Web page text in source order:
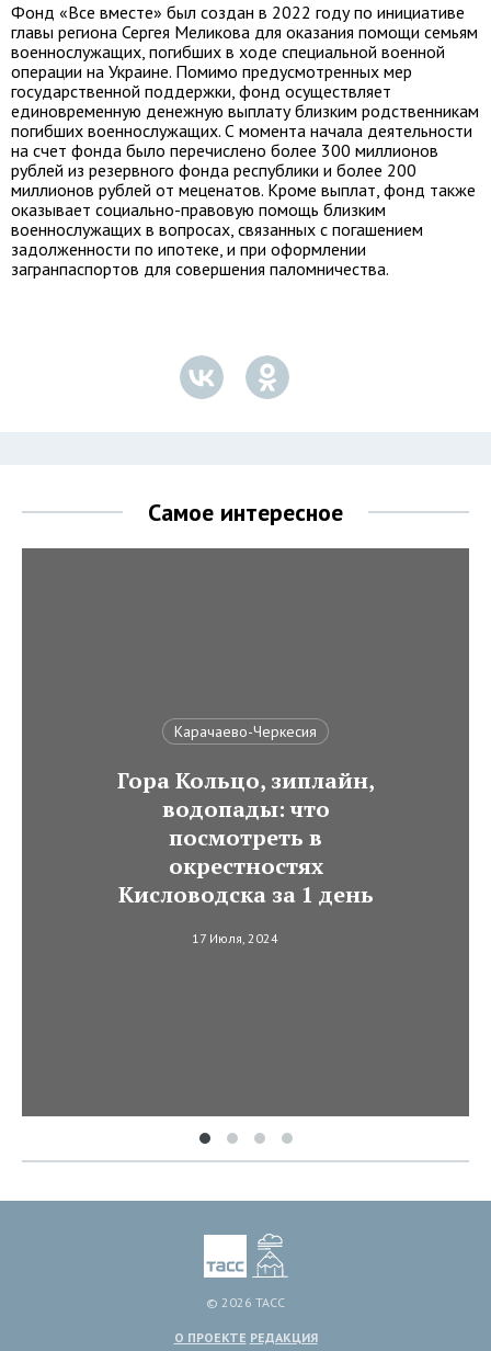
Фонд «Все вместе» был создан в 2022 году по инициативе
главы региона Сергея Меликова для оказания помощи семьям
военнослужащих, погибших в ходе специальной военной
операции на Украине. Помимо предусмотренных мер
государственной поддержки, фонд осуществляет
единовременную денежную выплату близким родственникам
погибших военнослужащих. С момента начала деятельности
на счет фонда было перечислено более 300 миллионов
рублей из резервного фонда республики и более 200
миллионов рублей от меценатов. Кроме выплат, фонд также
оказывает социально-правовую помощь близким
военнослужащих в вопросах, связанных с погашением
задолженности по ипотеке, и при оформлении
загранпаспортов для совершения паломничества.
Самое интересное
Карачаево-Черкесия
Гора Кольцо, зиплайн,
водопады: что
посмотреть в
окрестностях
Кисловодска за 1 день
17 Июля, 2024
© 2026 ТАСС
О ПРОЕКТЕ РЕДАКЦИЯ